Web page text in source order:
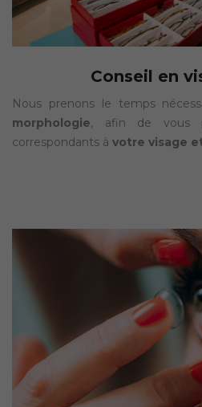
Conseil en
Nous prenons le temps
morphologie, afin de vous
correspondants à votre visage